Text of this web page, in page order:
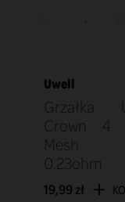
Uwell
Grzałka
Crown 4
Mesh
0.23ohm
19,99 zł